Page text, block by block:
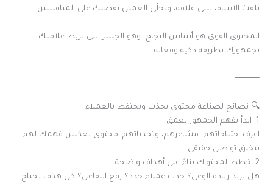
يلفت الانتباه، يبني علاقة، ويخلّي العميل يفضلك على المنافسين.
المحتوى القوي هو أساس النجاح، وهو الجسر اللي يربط علامتك
بجمهورك بطريقة ذكية وفعالة.
⸻
🔍 نصائح لصناعة محتوى يجذب ويحتفظ بالعملاء
1. ابدأ بفهم الجمهور بعمق
اعرف احتياجاتهم، مشاعرهم، وتحدياتهم. محتوى يعكس فهمك لهم
بيخلق تواصل حقيقي.
2. خطط لمحتواك بناءً على أهداف واضحة
هل تريد زيادة الوعي؟ جذب عملاء جدد؟ رفع التفاعل؟ كل هدف يحتاج